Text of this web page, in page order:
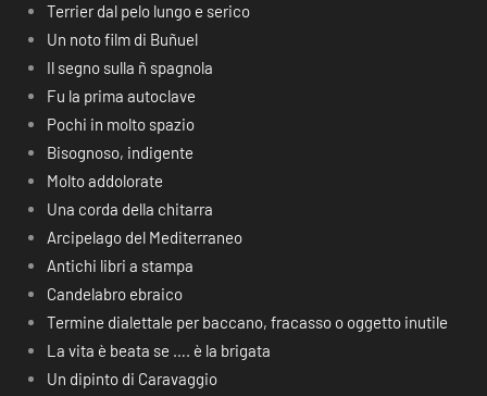
Terrier dal pelo lungo e serico
Un noto film di Buñuel
Il segno sulla ñ spagnola
Fu la prima autoclave
Pochi in molto spazio
Bisognoso, indigente
Molto addolorate
Una corda della chitarra
Arcipelago del Mediterraneo
Antichi libri a stampa
Candelabro ebraico
Termine dialettale per baccano, fracasso o oggetto inutile
La vita è beata se …. è la brigata
Un dipinto di Caravaggio